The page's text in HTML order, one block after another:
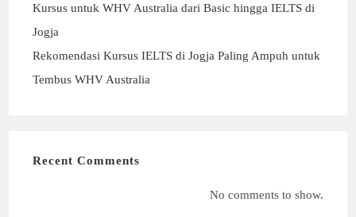
Kursus untuk WHV Australia dari Basic hingga IELTS di
Jogja
Rekomendasi Kursus IELTS di Jogja Paling Ampuh untuk
Tembus WHV Australia
Recent Comments
No comments to show.